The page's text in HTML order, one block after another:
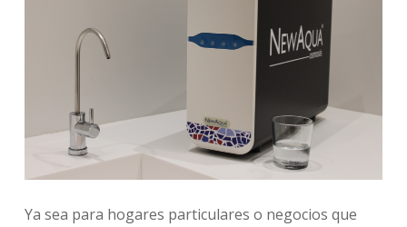
Ya sea para hogares particulares o negocios que